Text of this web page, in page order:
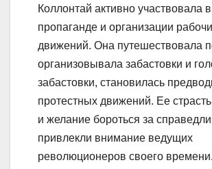
Коллонтай активно участвовала в
пропаганде и организации
движений. Она путешествовала
организовывала забастовки и
забастовки, становилась
протестных движений. Ее
и желание бороться за
привлекли внимание ведущих
революционеров своего времени.